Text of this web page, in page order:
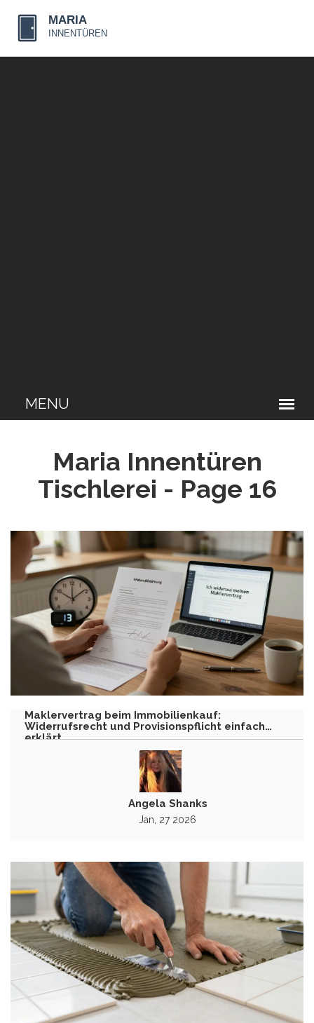
Maria Innentüren
Tischlerei - Page 16
Maklervertrag beim Immobilienkauf:
Widerrufsrecht und Provisionspflicht einfach
erklärt
Angela Shanks
Jan, 27 2026